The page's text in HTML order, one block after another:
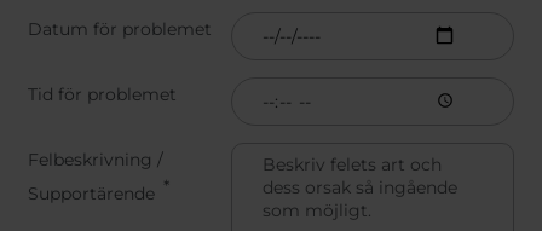
Romania
United States of
Other Europe
Datum för problemet
Tid för problemet
Felbeskrivning /
Supportärende